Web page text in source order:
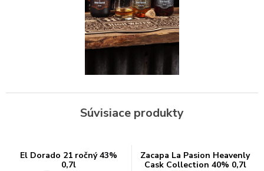
Súvisiace produkty
El Dorado 21 ročný 43%
0,7l
Zacapa La Pasion Heavenly
Cask Collection 40% 0,7l